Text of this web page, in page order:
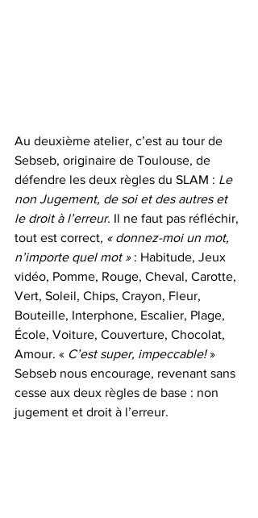
Au deuxième atelier, c’est au tour de
Sebseb, originaire de Toulouse, de
défendre les deux règles du SLAM : Le
non Jugement, de soi et des autres et
le droit à l’erreur. Il ne faut pas réfléchir,
tout est correct, « donnez-moi un mot,
n’importe quel mot » : Habitude, Jeux
vidéo, Pomme, Rouge, Cheval, Carotte,
Vert, Soleil, Chips, Crayon, Fleur,
Bouteille, Interphone, Escalier, Plage,
École, Voiture, Couverture, Chocolat,
Amour. « C’est super, impeccable! »
Sebseb nous encourage, revenant sans
cesse aux deux règles de base : non
jugement et droit à l’erreur.